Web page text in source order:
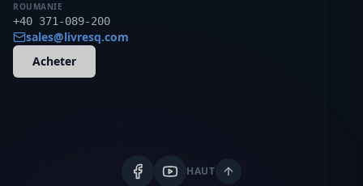
ROUMANIE
+40 371-089-200
sales@livresq.com
Acheter
HAUT